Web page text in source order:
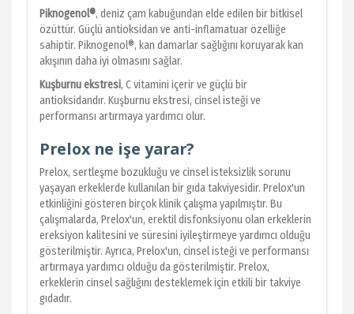
Piknogenol®, deniz çam kabuğundan elde edilen bir bitkisel
özüttür. Güçlü antioksidan ve anti-inflamatuar özelliğe
sahiptir. Piknogenol®, kan damarlar sağlığını koruyarak kan
akışının daha iyi olmasını sağlar.
Kuşburnu ekstresi, C vitamini içerir ve güçlü bir
antioksidandır. Kuşburnu ekstresi, cinsel isteği ve
performansı artırmaya yardımcı olur.
Prelox ne işe yarar?
Prelox, sertleşme bozukluğu ve cinsel isteksizlik sorunu
yaşayan erkeklerde kullanılan bir gıda takviyesidir. Prelox'un
etkinliğini gösteren birçok klinik çalışma yapılmıştır. Bu
çalışmalarda, Prelox'un, erektil disfonksiyonu olan erkeklerin
ereksiyon kalitesini ve süresini iyileştirmeye yardımcı olduğu
gösterilmiştir. Ayrıca, Prelox'un, cinsel isteği ve performansı
artırmaya yardımcı olduğu da gösterilmiştir. Prelox,
erkeklerin cinsel sağlığını desteklemek için etkili bir takviye
gıdadır.